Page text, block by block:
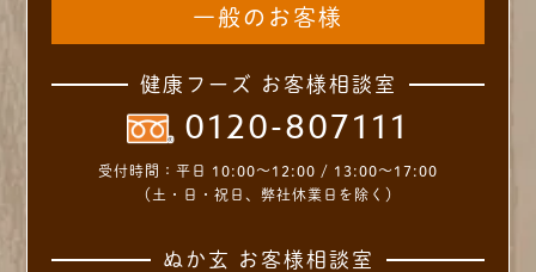
一般のお客様
健康フーズ お客様相談室
0120-807111
受付時間： 平日 10:00～12:00 / 13:00～17:00
（土・日・祝日、弊社休業日を除く）
ぬか玄 お客様相談室